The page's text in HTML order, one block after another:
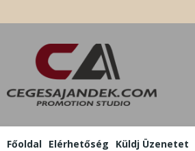
Főoldal Elérhetőség Küldj Üzenetet